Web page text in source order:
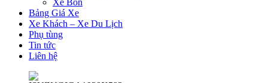
Xe Bồn
Bảng Giá Xe
Xe Khách – Xe Du Lịch
Phụ tùng
Tin tức
Liên hệ